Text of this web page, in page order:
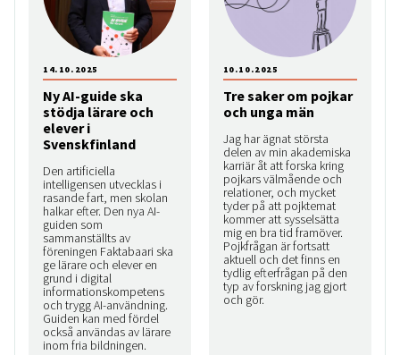
Ny AI-guide ska
stödja lärare och
elever i
Svenskfinland
Den artificiella
intelligensen utvecklas i
rasande fart, men skolan
halkar efter. Den nya AI-
guiden som
sammanställts av
föreningen Faktabaari ska
ge lärare och elever en
grund i digital
informationskompetens
och trygg AI-användning.
Guiden kan med fördel
också användas av lärare
inom fria bildningen.
14.10.2025
Tre saker om pojkar
och unga män
Jag har ägnat största
delen av min akademiska
karriär åt att forska kring
pojkars välmående och
relationer, och mycket
tyder på att pojktemat
kommer att sysselsätta
mig en bra tid framöver.
Pojkfrågan är fortsatt
aktuell och det finns en
tydlig efterfrågan på den
typ av forskning jag gjort
och gör.
10.10.2025